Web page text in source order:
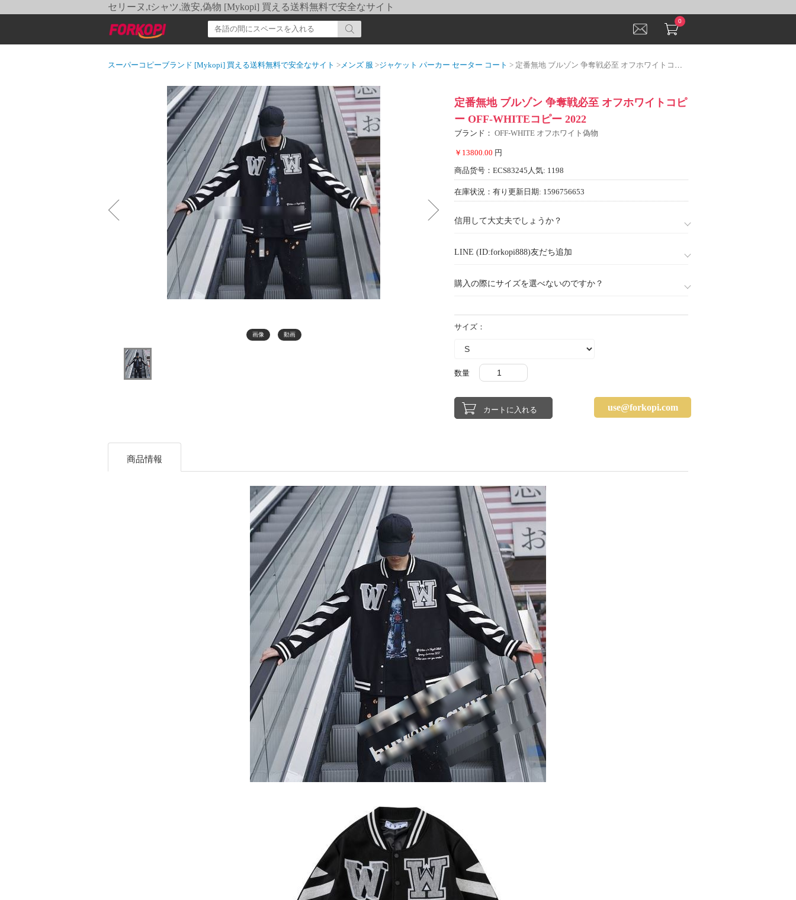
セリーヌ,tシャツ,激安,偽物 [Mykopi] 買える送料無料で安全なサイト
0
スーパーコピーブランド [Mykopi] 買える送料無料で安全なサイト >メンズ 服 >ジャケット パーカー セーター コート > 定番無地 ブルゾン 争奪戦必至 オフホワイトコピー OFF-WHITEコピー 2022
画像 動画
定番無地 ブルゾン 争奪戦必至 オフホワイトコピ
ー OFF-WHITEコピー 2022
ブランド： OFF-WHITE オフホワイト偽物
￥13800.00 円
商品货号：ECS83245 人気: 1198
在庫状況：有り 更新日期: 1596756653
信用して大丈夫でしょうか？
LINE (ID:forkopi888)友だち追加
購入の際にサイズを選べないのですか？
サイズ：
数量
use@forkopi.com
商品情報